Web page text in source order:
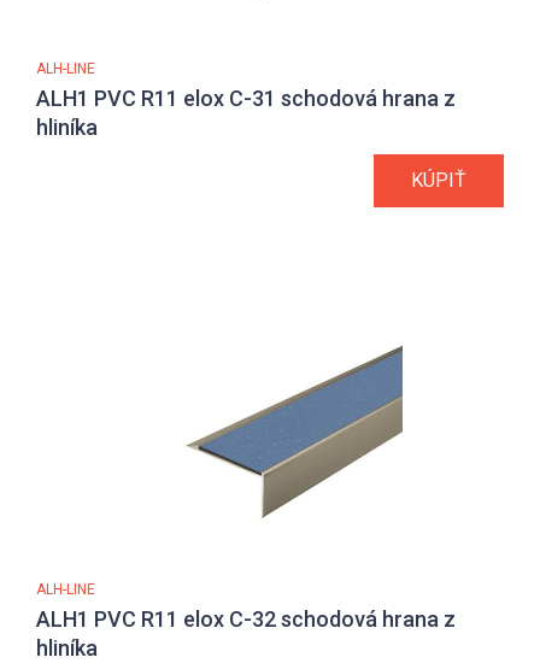
ALH-LINE
ALH1 PVC R11 elox C-31 schodová hrana z
hliníka
KÚPIŤ
ALH-LINE
ALH1 PVC R11 elox C-32 schodová hrana z
hliníka